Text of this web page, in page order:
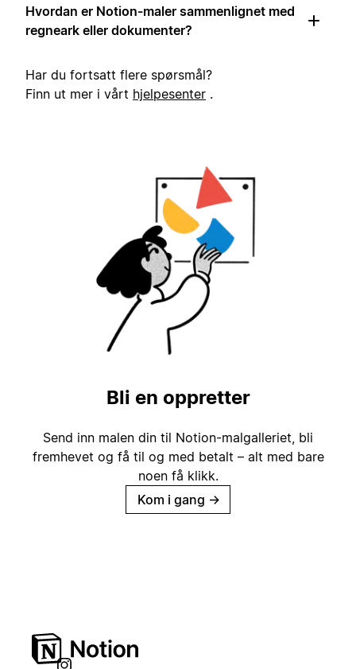
Hvordan er Notion-maler sammenlignet med
regneark eller dokumenter?
Har du fortsatt flere spørsmål?
Finn ut mer i vårt hjelpesenter .
Bli en oppretter
Send inn malen din til Notion-malgalleriet, bli
fremhevet og få til og med betalt – alt med bare
noen få klikk.
Kom i gang →